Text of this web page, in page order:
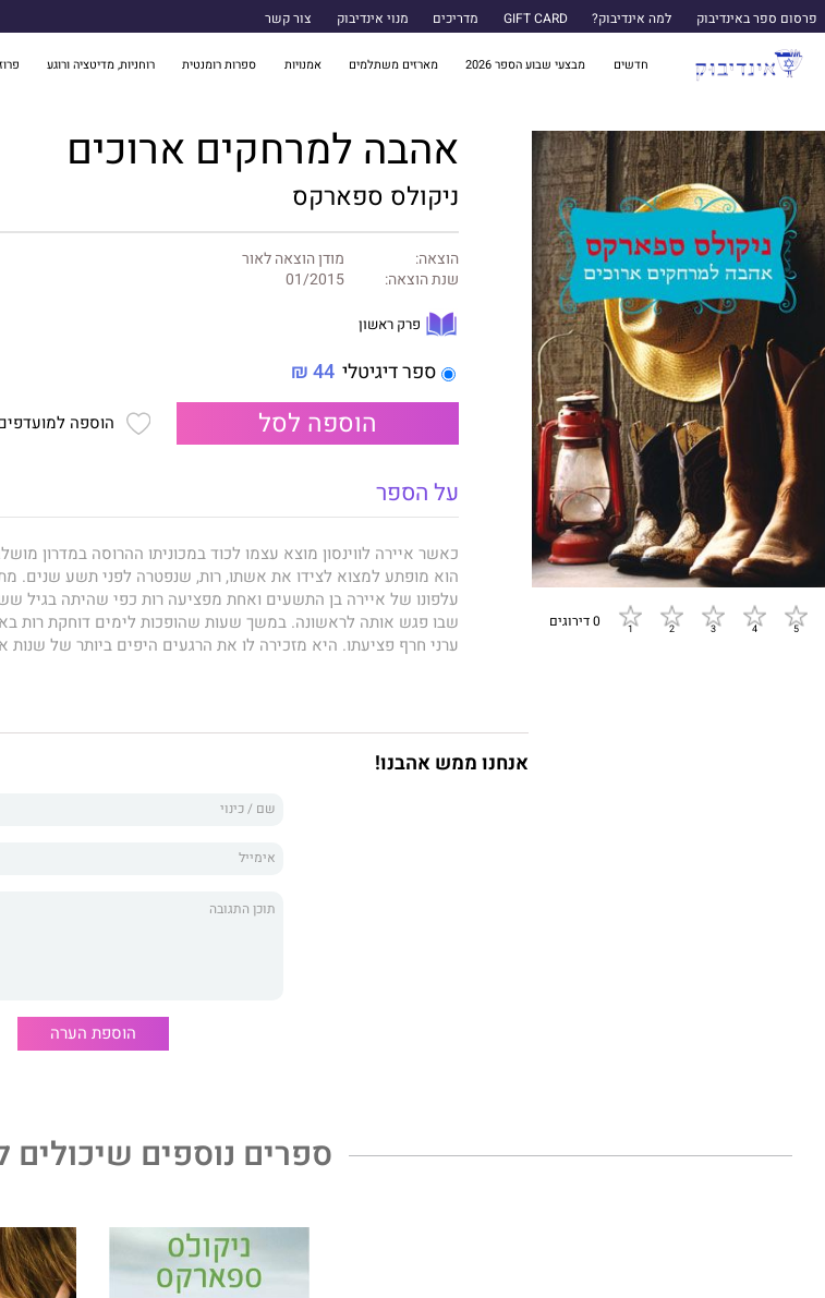
פרסום ספר באינדיבוק למה אינדיבוק? GIFT CARD מדריכים מנוי אינדיבוק צור קשר
חדשים מבצעי שבוע הספר 2026 מארזים משתלמים אמנויות ספרות רומנטית רוחניות, מדיטציה ורוגע
0 דירוגים
אהבה למרחקים ארוכים
ניקולס ספארקס
הוצאה:
מודן הוצאה לאור
שנת הוצאה:
01/2015
פרק ראשון
ספר דיגיטלי 44 ₪
הוספה לסל הוספה
על הספר
כאשר איירה לווינסון מוצא עצמו לכוד במכוניתו ההרוסה במדרון
הוא מופתע למצוא לצידו את אשתו, רות, שנפטרה לפני תשע שנים.
עלפונו של איירה בן התשעים ואחת מפציעה רות כפי שהיתה בגיל
שבו פגש אותה לראשונה. במשך שעות שהופכות לימים דוחקת רות
ערני חרף פציעתו. היא מזכירה לו את הרגעים היפים ביותר של שנות
לקהילה היהודית הקטנה בקרוליינה הצפונית. יחד עם רות חי איירה
הגדול שמלווה אותם. במרחק לא גדול משם עומדים חייה של סופיה,
לאמנות על סף סיום לימודיה, להשתנות מהקצה אל הקצה. בעודה
התפנוקים בקולג´. דרך לוק נחשף בפניה של סופיה עולם חדש של
שהשנים ונסיבות החיים מפרידים ביניהם, אך נפתולי הגורל והחלטות
אנחנו ממש אהבנו!
הוספת הערה
ספרים נוספים שיכולים